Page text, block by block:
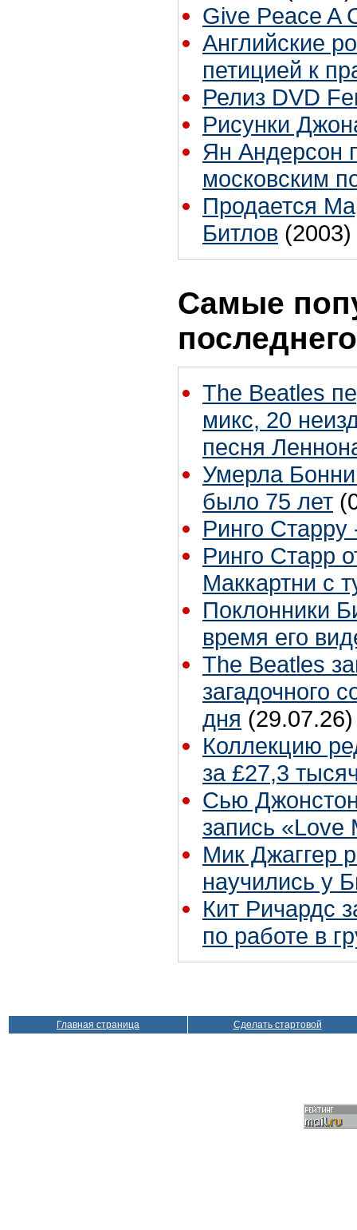
Give Peace A
Английские
петицией к
Релиз DVD
Рисунки
Ян Андерсон
московским
Продается
Битлов (2003)
Самые
The Beatles
микс, 20
песня
Умерла
было 75 лет
Ринго Старру
Ринго Старр
Маккартни с
Поклонники
время его
The Beatles
загадочного
дня (29.07.26)
Коллекцию
за £27,3
Сью
запись «Love
Мик Джаггер
научились у
Кит Ричардс
по работе в
Главная страница Сделать стартовой